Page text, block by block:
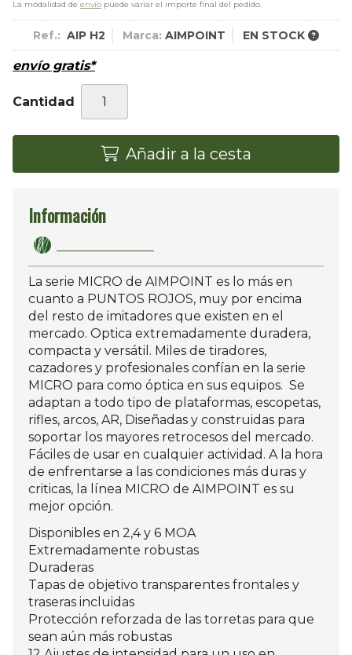
La modalidad de envío puede variar el importe final del pedido.
Ref.: AIP H2 Marca: AIMPOINT EN STOCK
envío gratis*
Cantidad
Añadir a la cesta
Información
La serie MICRO de AIMPOINT es lo más en
cuanto a PUNTOS ROJOS, muy por encima
del resto de imitadores que existen en el
mercado. Optica extremadamente duradera,
compacta y versátil. Miles de tiradores,
cazadores y profesionales confían en la serie
MICRO para como óptica en sus equipos. Se
adaptan a todo tipo de plataformas, escopetas,
rifles, arcos, AR, Diseñadas y construidas para
soportar los mayores retrocesos del mercado.
Fáciles de usar en cualquier actividad. A la hora
de enfrentarse a las condiciones más duras y
criticas, la línea MICRO de AIMPOINT es su
mejor opción.
Disponibles en 2,4 y 6 MOA
Extremadamente robustas
Duraderas
Tapas de objetivo transparentes frontales y
traseras incluidas
Protección reforzada de las torretas para que
sean aún más robustas